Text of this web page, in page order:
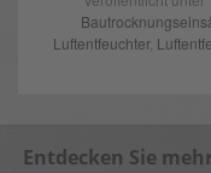
Luftentfeuchter,
Entdecken Sie